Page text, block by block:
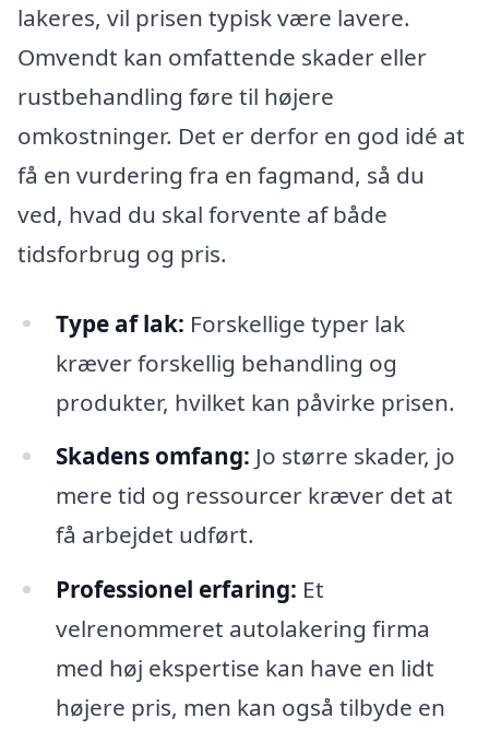
lakeres, vil prisen typisk være lavere.
Omvendt kan omfattende skader eller
rustbehandling føre til højere
omkostninger. Det er derfor en god idé at
få en vurdering fra en fagmand, så du
ved, hvad du skal forvente af både
tidsforbrug og pris.
Type af lak: Forskellige typer lak
kræver forskellig behandling og
produkter, hvilket kan påvirke prisen.
Skadens omfang: Jo større skader, jo
mere tid og ressourcer kræver det at
få arbejdet udført.
Professionel erfaring: Et
velrenommeret autolakering firma
med høj ekspertise kan have en lidt
højere pris, men kan også tilbyde en